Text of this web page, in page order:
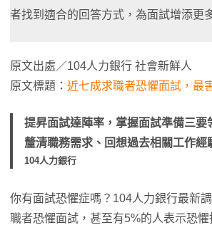
者找到適合的回答方式，為面試增添更
原文出處／104人力銀行 社會新鮮人
原文標題： 近七成求職者恐懼面試，最
提昇面試達陣率，掌握面試準備三要
釐清職務需求、回想過去相關工作經
104人力銀行
你有面試恐懼症嗎？104人力銀行最新
職者恐懼面試，甚至有5%的人表示恐